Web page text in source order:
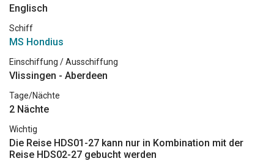
Englisch
Schiff
MS Hondius
Einschiffung / Ausschiffung
Vlissingen - Aberdeen
Tage/Nächte
2 Nächte
Wichtig
Die Reise HDS01-27 kann nur in Kombination mit der
Reise HDS02-27 gebucht werden